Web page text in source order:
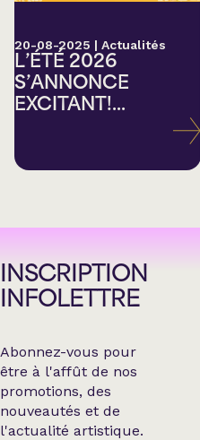
20-08-2025 | Actualités
L’ÉTÉ 2026
S’ANNONCE
EXCITANT!...
INSCRIPTION
INFOLETTRE
Abonnez-vous pour
être à l'affût de nos
promotions, des
nouveautés et de
l'actualité artistique.